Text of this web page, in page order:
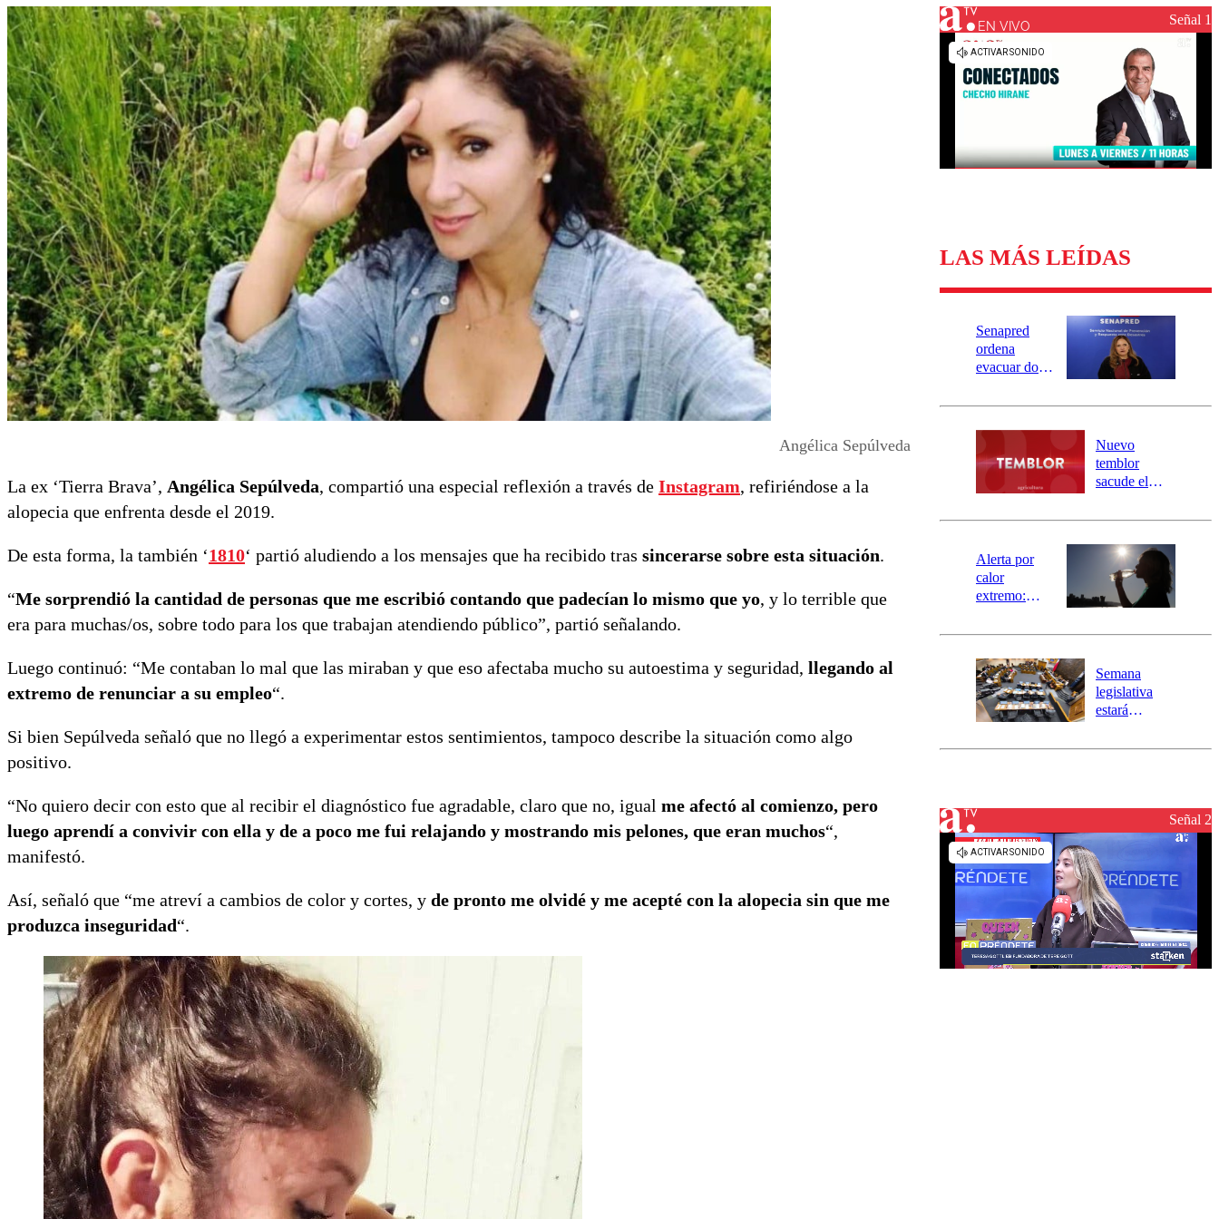
Universidad de Chile
Sustentabilidad
Angélica Sepúlveda
La ex ‘Tierra Brava’, Angélica Sepúlveda, compartió una especial reflexión a través de Instagram, refiriéndose a la
alopecia que enfrenta desde el 2019.
De esta forma, la también ‘1810‘ partió aludiendo a los mensajes que ha recibido tras sincerarse sobre esta situación.
“Me sorprendió la cantidad de personas que me escribió contando que padecían lo mismo que yo, y lo terrible que
era para muchas/os, sobre todo para los que trabajan atendiendo público”, partió señalando.
Luego continuó: “Me contaban lo mal que las miraban y que eso afectaba mucho su autoestima y seguridad, llegando al
extremo de renunciar a su empleo“.
Si bien Sepúlveda señaló que no llegó a experimentar estos sentimientos, tampoco describe la situación como algo
positivo.
“No quiero decir con esto que al recibir el diagnóstico fue agradable, claro que no, igual me afectó al comienzo, pero
luego aprendí a convivir con ella y de a poco me fui relajando y mostrando mis pelones, que eran muchos“,
manifestó.
Así, señaló que “me atreví a cambios de color y cortes, y de pronto me olvidé y me acepté con la alopecia sin que me
produzca inseguridad“.
EN VIVO Señal 1
LAS MÁS LEÍDAS
Senapred
ordena
evacuar dos
Carahue por
río Damas:
activa
mensajería
SAE
Nuevo
temblor
sacude el
revisa la
epicentro
Alerta por
calor
extremo:
activa Alerta
Preventiva en
tres comunas
Semana
legislativa
estará
el fin de la
reconstrucciónSeñal 2